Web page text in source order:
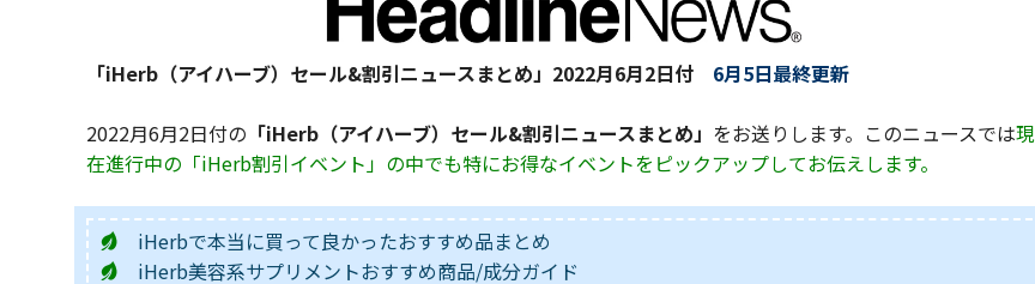
「iHerb（アイハーブ）セール&割引ニュースまとめ」 2022月6月2日付 6月5日最終更新
2022月6月2日付の 「iHerb（アイハーブ）セール&割引ニュースまとめ」 をお送りします。このニュースでは現
在進行中の「iHerb割引イベント」の中でも特にお得なイベントをピックアップしてお伝えします。
iHerbで本当に買って良かったおすすめ品まとめ
iHerb美容系サプリメントおすすめ商品/成分ガイド